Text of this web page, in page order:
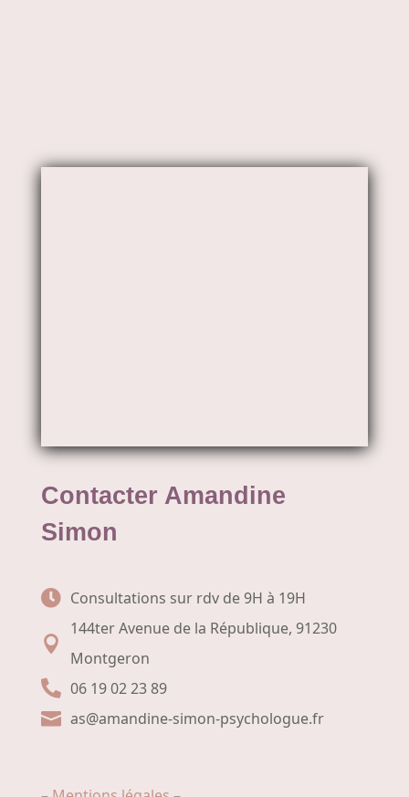
Contacter Amandine
Simon
 Consultations sur rdv de 9H à 19H

144ter Avenue de la République, 91230
Montgeron
 06 19 02 23 89
 as@amandine-simon-psychologue.fr